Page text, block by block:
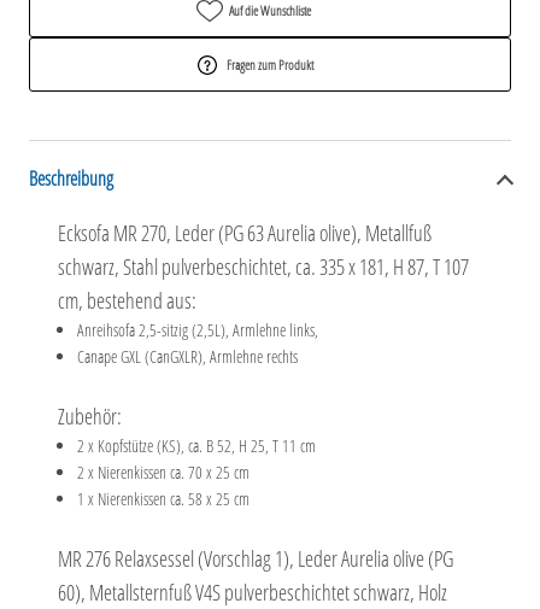
Auf die Wunschliste
Fragen zum Produkt
Beschreibung
Ecksofa MR 270, Leder (PG 63 Aurelia olive), Metallfuß
schwarz, Stahl pulverbeschichtet, ca. 335 x 181, H 87, T 107
cm, bestehend aus:
Anreihsofa 2,5-sitzig (2,5L), Armlehne links,
Canape GXL (CanGXLR), Armlehne rechts
Zubehör:
2 x Kopfstütze (KS), ca. B 52, H 25, T 11 cm
2 x Nierenkissen ca. 70 x 25 cm
1 x Nierenkissen ca. 58 x 25 cm
MR 276 Relaxsessel (Vorschlag 1), Leder Aurelia olive (PG
60), Metallsternfuß V4S pulverbeschichtet schwarz, Holz